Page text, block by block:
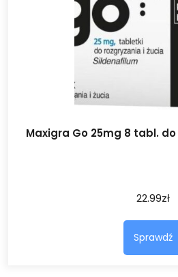
Maxigra Go 25mg 8 tabl.
22.99zł
Sprawdź